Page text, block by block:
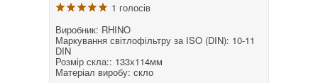
1 голосів
Виробник: RHINO
Маркування світлофільтру за ISO (DIN): 10-11
DIN
Розмір скла:: 133х114мм
Матеріал виробу: скло